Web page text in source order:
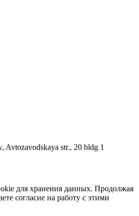
Avtozavodskaya str., 20 bldg 1
для хранения данных. Продолжая
согласие на работу с этими